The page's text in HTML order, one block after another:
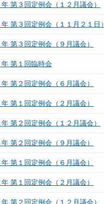
第３回定例会（１２月議会）
第３回定例会（１１月２１日）
第３回定例会（９月議会）
第１回臨時会
第２回定例会（６月議会）
第１回定例会（２月議会）
第２回定例会（１２月議会）
第２回定例会（９月議会）
第１回定例会（６月議会）
第１回定例会（２月議会）
第２回定例会（１２月議会）